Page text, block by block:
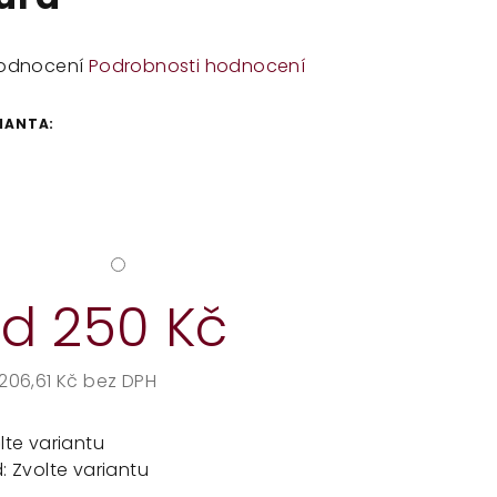
Podrobnosti hodnocení
250 Kč
206,61 Kč bez DPH
variantu
Zvolte variantu